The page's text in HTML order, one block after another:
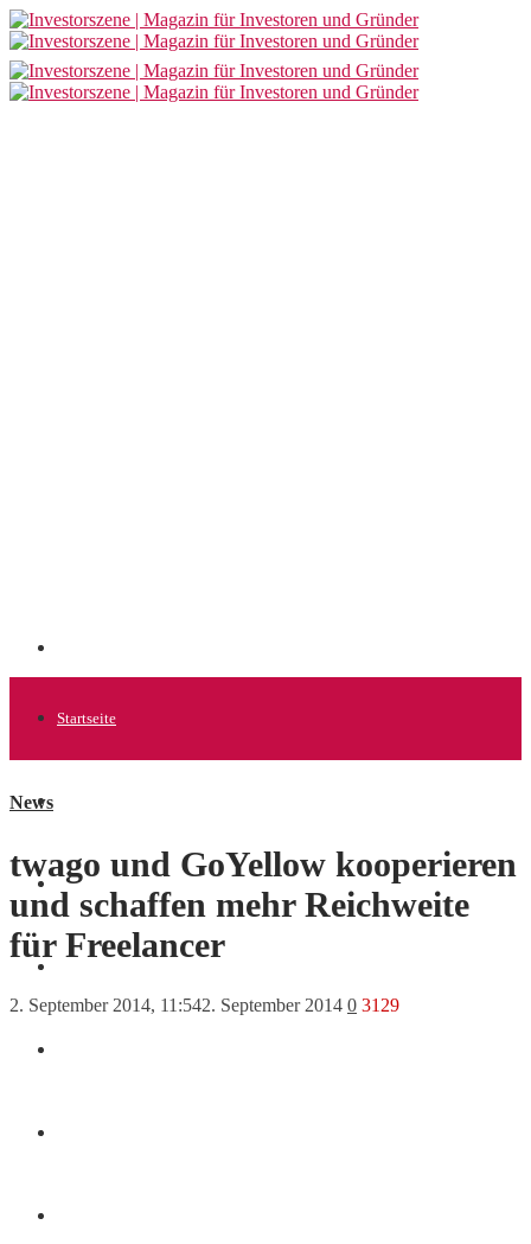
Startseite
Startups
News
twago und GoYellow kooperieren
und schaffen mehr Reichweite
für Freelancer
2. September 2014, 11:542. September 2014 0 3129